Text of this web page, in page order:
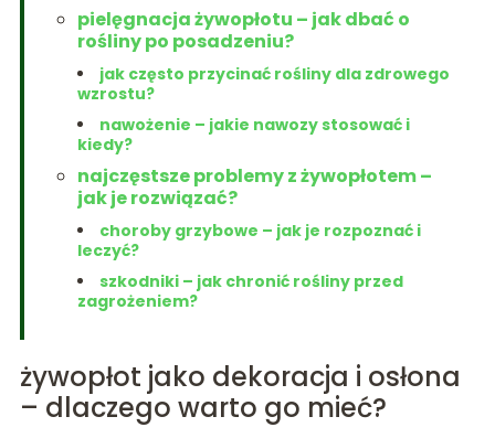
pielęgnacja żywopłotu – jak dbać o
rośliny po posadzeniu?
jak często przycinać rośliny dla zdrowego
wzrostu?
nawożenie – jakie nawozy stosować i
kiedy?
najczęstsze problemy z żywopłotem –
jak je rozwiązać?
choroby grzybowe – jak je rozpoznać i
leczyć?
szkodniki – jak chronić rośliny przed
zagrożeniem?
żywopłot jako dekoracja i osłona
– dlaczego warto go mieć?